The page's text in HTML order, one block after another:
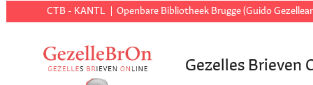
CTB - KANTL Openbare Bibliotheek Brugge (Guido
Gezelles Brieven